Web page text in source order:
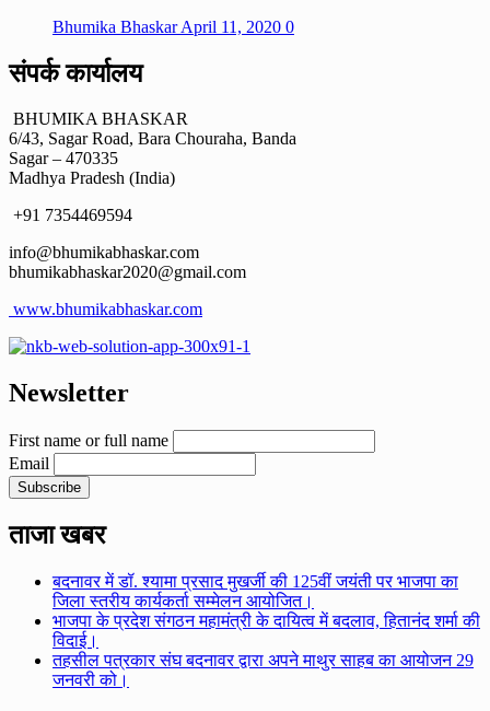
Bhumika BhaskarApril 11, 2020 0
संपर्क कार्यालय
BHUMIKA BHASKAR
6/43, Sagar Road, Bara Chouraha, Banda
Sagar – 470335
Madhya Pradesh (India)
+91 7354469594
info@bhumikabhaskar.com
bhumikabhaskar2020@gmail.com
www.bhumikabhaskar.com
Newsletter
First name or full name
Email
ताजा खबर
बदनावर में डॉ. श्यामा प्रसाद मुखर्जी की 125वीं जयंती पर भाजपा का
जिला स्तरीय कार्यकर्ता सम्मेलन आयोजित।
भाजपा के प्रदेश संगठन महामंत्री के दायित्व में बदलाव, हितानंद शर्मा की
विदाई।
तहसील पत्रकार संघ बदनावर द्वारा अपने माथुर साहब का आयोजन 29
जनवरी को।